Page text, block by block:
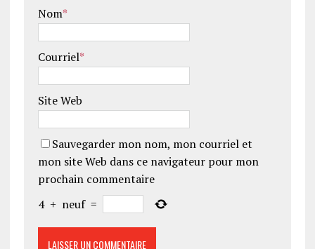
Nom*
Courriel*
Site Web
Sauvegarder mon nom, mon courriel et
mon site Web dans ce navigateur pour mon
prochain commentaire
4 + neuf =